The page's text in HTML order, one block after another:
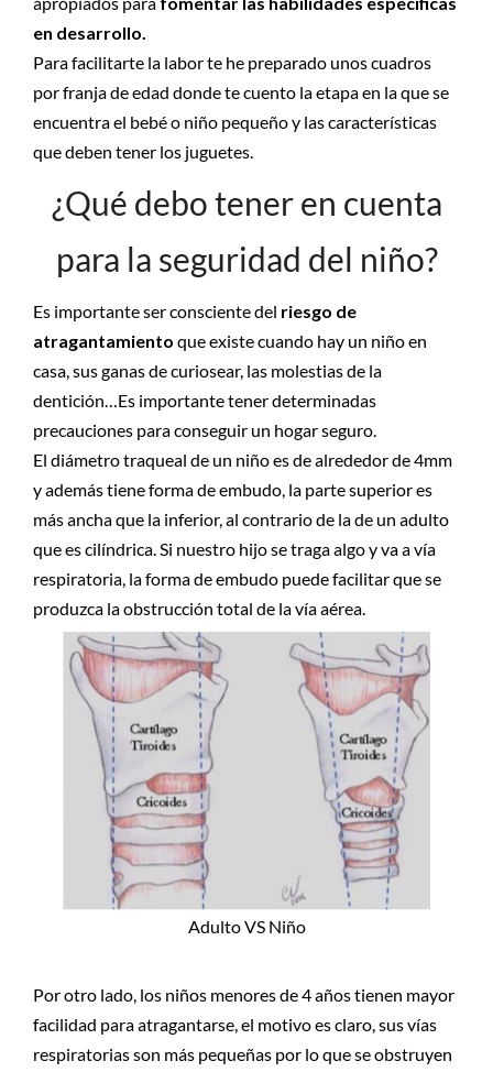
en desarrollo.
Para facilitarte la labor te he preparado unos cuadros
por franja de edad donde te cuento la etapa en la que se
encuentra el bebé o niño pequeño y las características
que deben tener los juguetes.
¿Qué debo tener en cuenta
para la seguridad del niño?
Es importante ser consciente del riesgo de
atragantamiento que existe cuando hay un niño en
casa, sus ganas de curiosear, las molestias de la
dentición…Es importante tener determinadas
precauciones para conseguir un hogar seguro.
El diámetro traqueal de un niño es de alrededor de 4mm
y además tiene forma de embudo, la parte superior es
más ancha que la inferior, al contrario de la de un adulto
que es cilíndrica. Si nuestro hijo se traga algo y va a vía
respiratoria, la forma de embudo puede facilitar que se
produzca la obstrucción total de la vía aérea.
Adulto VS Niño
Por otro lado, los niños menores de 4 años tienen mayor
facilidad para atragantarse, el motivo es claro, sus vías
respiratorias son más pequeñas por lo que se obstruyen